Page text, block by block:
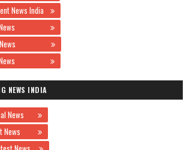
News India
News
News
News
NEWS INDIA
News
News